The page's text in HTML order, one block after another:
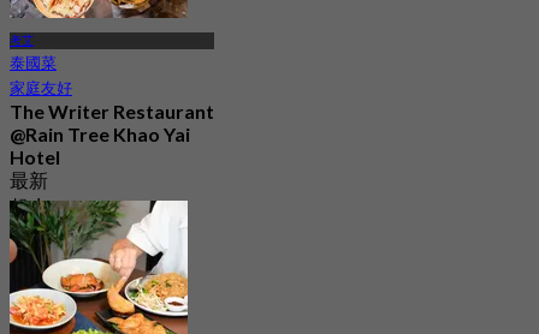
考艾
泰國菜
家庭友好
The Writer Restaurant
@Rain Tree Khao Yai
Hotel
最新
起฿ 300